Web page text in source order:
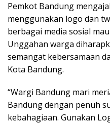
Pemkot Bandung
menggunakan logo dan
berbagai media sosial
Unggahan warga
semangat kebersamaan
Kota Bandung.
“Wargi Bandung mari
Bandung dengan penuh
kebahagiaan. Gunakan